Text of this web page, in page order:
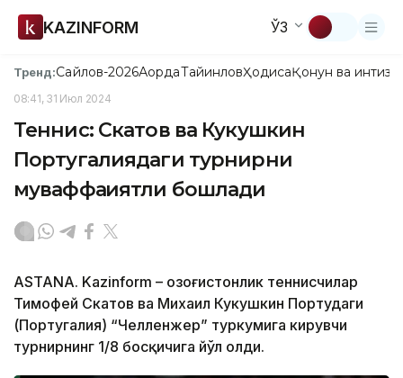
KAZINFORM ЎЗ
Тренд:Сайлов-2026АқордаТайинловҲодисаҚонун ва
08:41, 31 Июл 2024
Теннис: Скатов ва Кукушкин
Португалиядаги турнирни
муваффақиятли бошлади
ASTANA. Kazinform – Қозоғистонлик теннисчилар
Тимофей Скатов ва Михаил Кукушкин Портудаги
(Португалия) “Челленжер” туркумига кирувчи
турнирнинг 1/8 босқичига йўл олди.